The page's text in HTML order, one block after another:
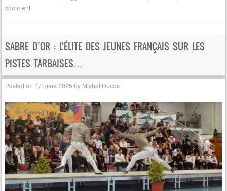
comment
SABRE D’OR : L’ÉLITE DES JEUNES FRANÇAIS SUR LES
PISTES TARBAISES…
Posted on 17 mars 2025 by Michel Ducos